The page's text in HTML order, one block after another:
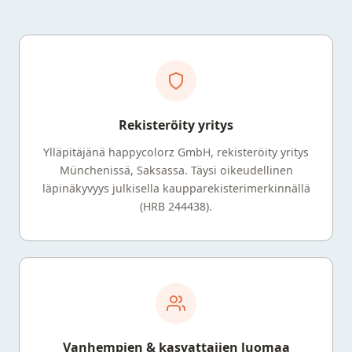
Rekisteröity yritys
Ylläpitäjänä happycolorz GmbH, rekisteröity yritys
Münchenissä, Saksassa. Täysi oikeudellinen
läpinäkyvyys julkisella kaupparekisterimerkinnällä
(HRB 244438).
Vanhempien & kasvattajien luomaa